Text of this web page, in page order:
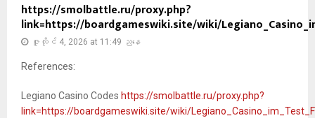
https://smolbattle.ru/proxy.php?
link=https://boardgameswiki.site/wiki/
ဇူလိုင် 4, 2026 at 11:49 ညနေ
References:
Legiano Casino Codes https://smolbattle.ru/proxy.php?
link=https://boardgameswiki.site/wiki/